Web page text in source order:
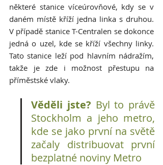
některé stanice víceúrovňové, kdy se v
daném místě kříží jedna linka s druhou.
V případě stanice T-Centralen se dokonce
jedná o uzel, kde se kříží všechny linky.
Tato stanice leží pod hlavním nádražím,
takže je zde i možnost přestupu na
příměstské vlaky.
Věděli jste? Byl to právě
Stockholm a jeho metro,
kde se jako první na světě
začaly distribuovat první
bezplatné noviny Metro